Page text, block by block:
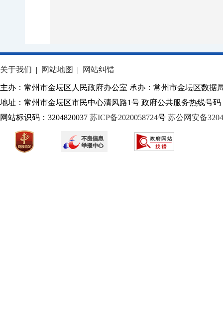
关于我们 | 网站地图 | 网站纠错
主办：常州市金坛区人民政府办公室 承办：常州市金坛区数据
地址：常州市金坛区市民中心清风路1号 政府公共服务热线号码
网站标识码：3204820037 苏ICP备2020058724号 苏公网安备